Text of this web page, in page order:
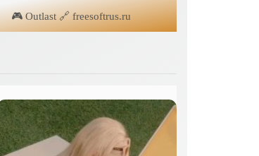
интерьер, обиход / Недвижимость / Одежда,
🎮 Outlast 🔗 freesoftrus.ru